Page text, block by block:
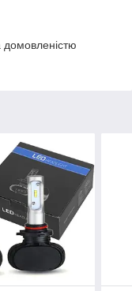
домовленістю